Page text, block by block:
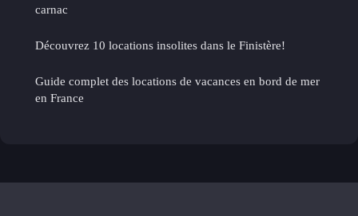
carnac
Découvrez 10 locations insolites dans le Finistère!
Guide complet des locations de vacances en bord de mer
en France